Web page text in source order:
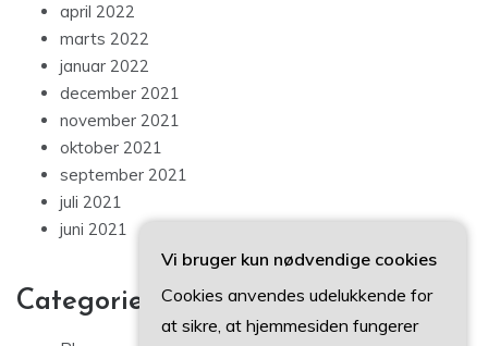
april 2022
marts 2022
januar 2022
december 2021
november 2021
oktober 2021
september 2021
juli 2021
juni 2021
Categories
Vi bruger kun nødvendige cookies
Cookies anvendes udelukkende for
at sikre, at hjemmesiden fungerer